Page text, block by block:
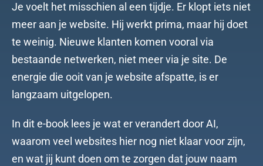
Je voelt het misschien al een tijdje. Er klopt iets niet
meer aan je website. Hij werkt prima, maar hij doet
te weinig. Nieuwe klanten komen vooral via
bestaande netwerken, niet meer via je site. De
energie die ooit van je website afspatte, is er
langzaam uitgelopen.
In dit e-book lees je wat er verandert door AI,
waarom veel websites hier nog niet klaar voor zijn,
en wat jij kunt doen om te zorgen dat jouw naam